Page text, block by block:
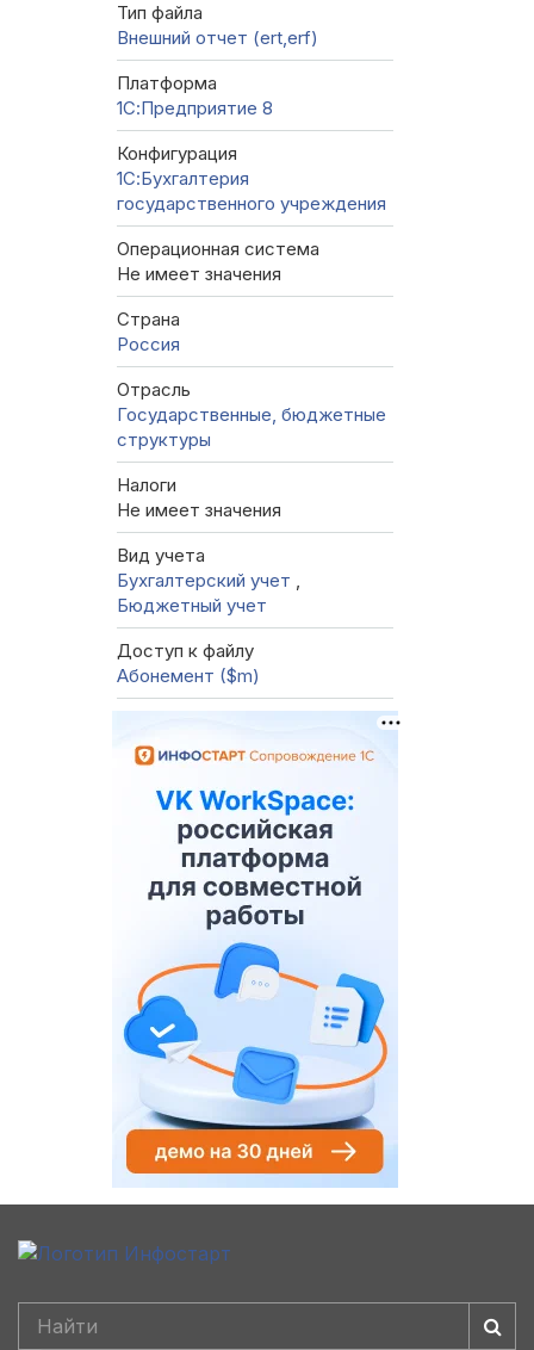
Тип файла
Внешний отчет (ert,erf)
Платформа
1С:Предприятие 8
Конфигурация
1С:Бухгалтерия
государственного учреждения
Операционная система
Не имеет значения
Страна
Россия
Отрасль
Государственные, бюджетные
структуры
Налоги
Не имеет значения
Вид учета
Бухгалтерский учет ,
Бюджетный учет
Доступ к файлу
Абонемент ($m)